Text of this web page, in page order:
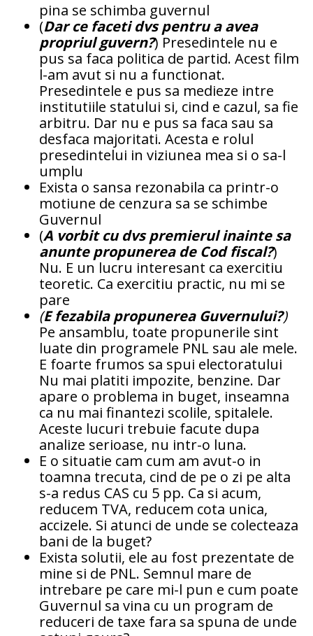
pina se schimba guvernul
(Dar ce faceti dvs pentru a avea
propriul guvern?) Presedintele nu e
pus sa faca politica de partid. Acest film
l-am avut si nu a functionat.
Presedintele e pus sa medieze intre
institutiile statului si, cind e cazul, sa fie
arbitru. Dar nu e pus sa faca sau sa
desfaca majoritati. Acesta e rolul
presedintelui in viziunea mea si o sa-l
umplu
Exista o sansa rezonabila ca printr-o
motiune de cenzura sa se schimbe
Guvernul
(A vorbit cu dvs premierul inainte sa
anunte propunerea de Cod fiscal?)
Nu. E un lucru interesant ca exercitiu
teoretic. Ca exercitiu practic, nu mi se
pare
(E fezabila propunerea Guvernului?)
Pe ansamblu, toate propunerile sint
luate din programele PNL sau ale mele.
E foarte frumos sa spui electoratului
Nu mai platiti impozite, benzine. Dar
apare o problema in buget, inseamna
ca nu mai finantezi scolile, spitalele.
Aceste lucuri trebuie facute dupa
analize serioase, nu intr-o luna.
E o situatie cam cum am avut-o in
toamna trecuta, cind de pe o zi pe alta
s-a redus CAS cu 5 pp. Ca si acum,
reducem TVA, reducem cota unica,
accizele. Si atunci de unde se colecteaza
bani de la buget?
Exista solutii, ele au fost prezentate de
mine si de PNL. Semnul mare de
intrebare pe care mi-l pun e cum poate
Guvernul sa vina cu un program de
reduceri de taxe fara sa spuna de unde